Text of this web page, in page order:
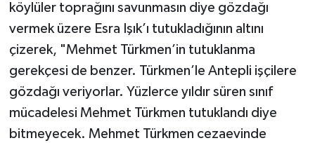
köylüler toprağını savunmasın diye gözdağı
vermek üzere Esra Işık’ı tutukladığının altını
çizerek, "Mehmet Türkmen’in tutuklanma
gerekçesi de benzer. Türkmen’le Antepli işçilere
gözdağı veriyorlar. Yüzlerce yıldır süren sınıf
mücadelesi Mehmet Türkmen tutuklandı diye
bitmeyecek. Mehmet Türkmen cezaevinde